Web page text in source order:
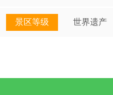
景区等级 世界遗产